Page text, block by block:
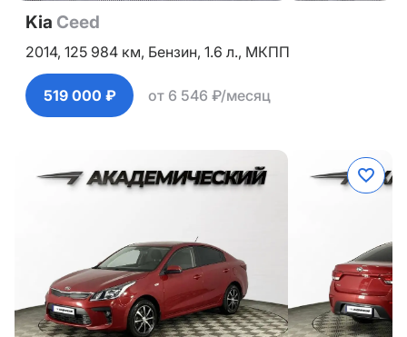
Kia Ceed
2014, 125 984 км, Бензин, 1.6 л., МКПП
519 000 ₽ от 6 546 ₽/месяц